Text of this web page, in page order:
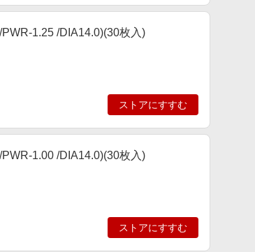
1.25 /DIA14.0)(30枚入)
ストアにすすむ
1.00 /DIA14.0)(30枚入)
ストアにすすむ